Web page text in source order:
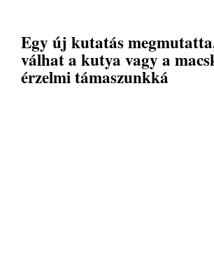
Egy új kutatás
válhat a kutya vagy a
érzelmi támaszunkká